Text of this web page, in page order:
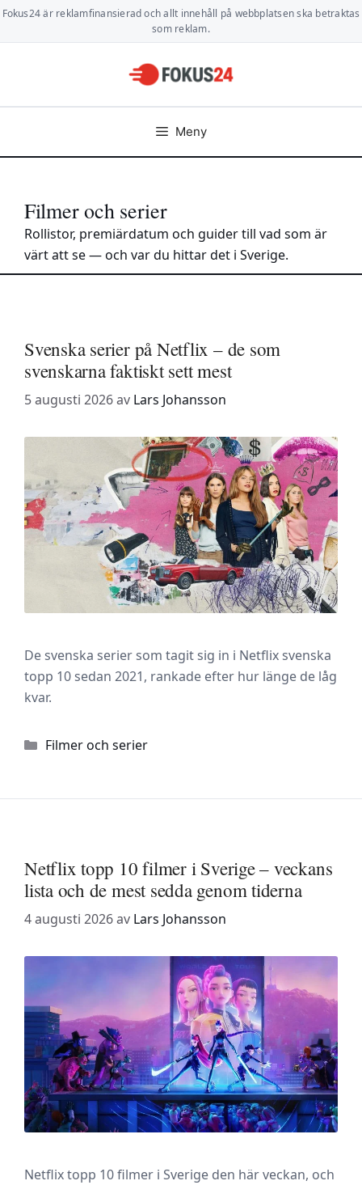
Hoppa
Fokus24 är reklamfinansierad och allt innehåll på webbplatsen ska betraktas
som reklam.
Meny
Filmer och serier
Rollistor, premiärdatum och guider till vad som är
värt att se — och var du hittar det i Sverige.
Svenska serier på Netflix – de som
svenskarna faktiskt sett mest
5 augusti 2026av Lars Johansson
De svenska serier som tagit sig in i Netflix svenska
topp 10 sedan 2021, rankade efter hur länge de låg
kvar.
Kategorier
Filmer och serier
Netflix topp 10 filmer i Sverige – veckans
lista och de mest sedda genom tiderna
4 augusti 2026av Lars Johansson
Netflix topp 10 filmer i Sverige den här veckan, och